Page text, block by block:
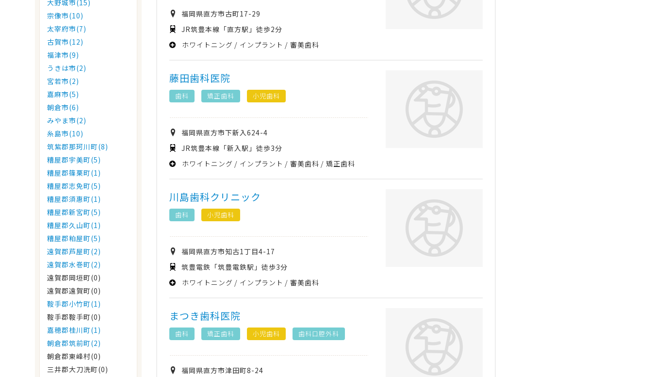
大野城市(15)
宗像市(10)
太宰府市(7)
古賀市(12)
福津市(9)
うきは市(2)
宮若市(2)
嘉麻市(5)
朝倉市(6)
みやま市(2)
糸島市(10)
筑紫郡那珂川町(8)
糟屋郡宇美町(5)
糟屋郡篠栗町(1)
糟屋郡志免町(5)
糟屋郡須惠町(1)
糟屋郡新宮町(5)
糟屋郡久山町(1)
糟屋郡粕屋町(5)
遠賀郡芦屋町(2)
遠賀郡水巻町(2)
遠賀郡岡垣町(0)
遠賀郡遠賀町(0)
鞍手郡小竹町(1)
鞍手郡鞍手町(0)
嘉穂郡桂川町(1)
朝倉郡筑前町(2)
朝倉郡東峰村(0)
三井郡大刀洗町(0)
福岡県直方市古町17-29
JR筑豊本線「直方駅」徒歩2分
ホワイトニング
インプラント 審美歯科
藤田歯科医院
歯科 矯正歯科 小児歯科
福岡県直方市下新入624-4
JR筑豊本線「新入駅」徒歩3分
ホワイトニング
インプラント 審美歯科 矯正歯科
川島歯科クリニック
歯科 小児歯科
福岡県直方市知古1丁目4-17
筑豊電鉄「筑豊電鉄駅」徒歩3分
ホワイトニング
インプラント 審美歯科
まつき歯科医院
歯科 矯正歯科 小児歯科 歯科口腔外科
福岡県直方市津田町8-24